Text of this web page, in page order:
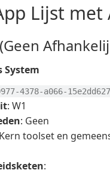
Lijst
System
4378-a066-
: W1
: Geen
toolset en
: